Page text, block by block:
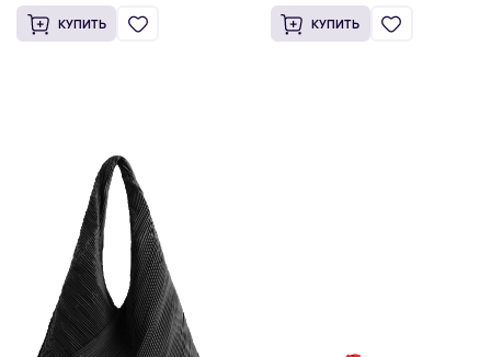
КУПИТЬ КУПИТЬ